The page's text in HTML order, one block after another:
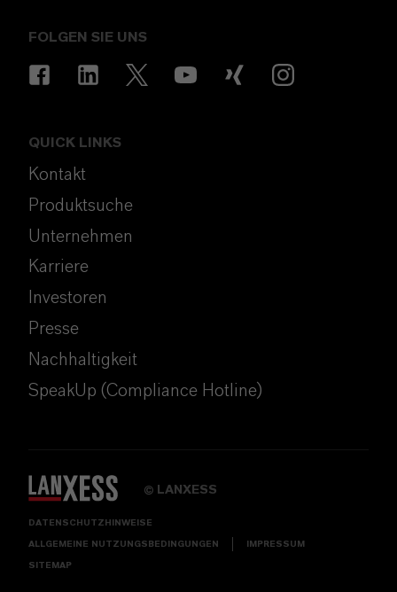
FOLGEN SIE UNS
QUICK LINKS
Kontakt
Produktsuche
Unternehmen
Karriere
Investoren
Presse
Nachhaltigkeit
SpeakUp (Compliance Hotline)
© LANXESS
DATENSCHUTZHINWEISE
ALLGEMEINE NUTZUNGSBEDINGUNGEN IMPRESSUM
SITEMAP